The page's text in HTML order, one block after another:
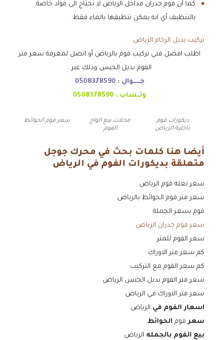
كما أن فوم جدران مداخل الرياض لا تحتاج الى مواد خاصة
بالتنظيف أي انه يمكن تنظيفها بالماء فقط .
تركيب بديل الرخام الرياض .
اطلب افضل فني تركيب فوم بالرياض أو اتصل لمعرفة سعر متر
الفوم بديل الجبس وذلك عبر :
جـــــوال : 0508378590
وتــساب : 0508378590
ديكورات فوم
داخلية الرياض
محلات بيع الواح
الفوم
سعر فوم الحوائط
أيضا هنا كلمات بحث في محرك جوجل
متعلقة بديكورات الفوم في الرياض
سعر نعلة فوم الرياض
سعر متر فوم الحوائط بالرياض
فوم بسعر الجملة
سعر فوم جدران الرياض
سعر الفوم للمتر
كم سعر متر الاوراك
كم سعر الفوم مع التركيب
سعر متر الفوم بديل الجبس الرياض
سعر متر الاوراك في الرياض
اسعار الفوم في الرياض
سعرفوم الحوائط
بيع الفوم بالجمله الرياض